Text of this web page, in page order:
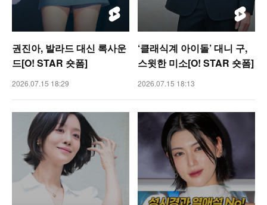
권진아, 발라드 대신 록사운
드[O! STAR 숏폼]
2026.07.15 18:29
‘클래식계 아이돌’ 대니 구,
스윗한 미소[O! STAR 숏폼]
2026.07.15 18:13